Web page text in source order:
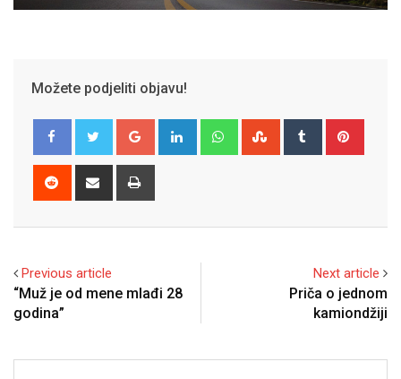
Možete podjeliti objavu!
Google+ LinkedIn WhatsappStumbleUpon
Tumblr
Reddit
Share
Previous article
“Muž je od mene mlađi 28
godina”
Next article
Priča o jednom
kamiondžiji